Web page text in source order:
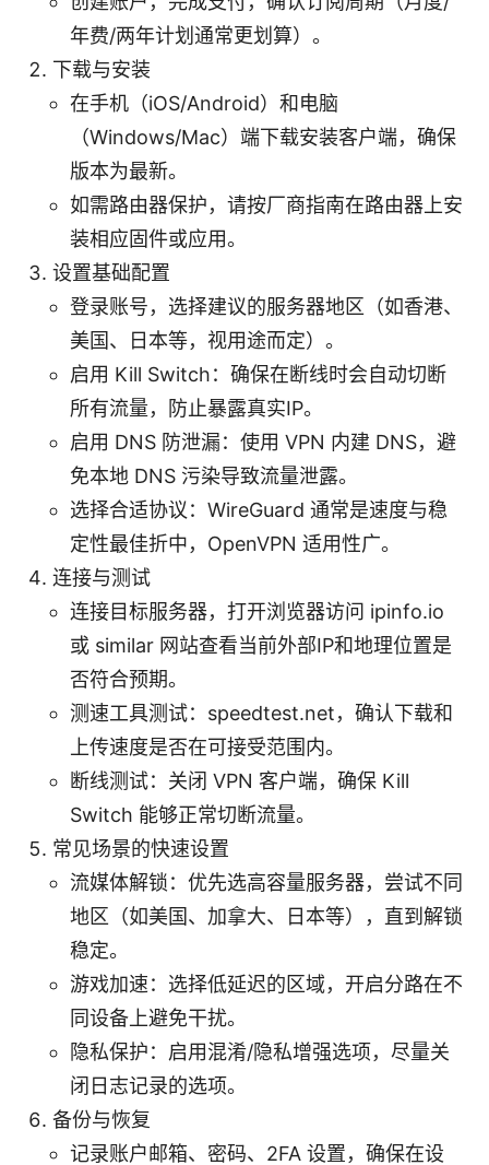
年费/两年计划通常更划算）。
下载与安装
在手机（iOS/Android）和电脑
（Windows/Mac）端下载安装客户端，确保
版本为最新。
如需路由器保护，请按厂商指南在路由器上安
装相应固件或应用。
设置基础配置
登录账号，选择建议的服务器地区（如香港、
美国、日本等，视用途而定）。
启用 Kill Switch：确保在断线时会自动切断
所有流量，防止暴露真实IP。
启用 DNS 防泄漏：使用 VPN 内建 DNS，避
免本地 DNS 污染导致流量泄露。
选择合适协议：WireGuard 通常是速度与稳
定性最佳折中，OpenVPN 适用性广。
连接与测试
连接目标服务器，打开浏览器访问 ipinfo.io
或 similar 网站查看当前外部IP和地理位置是
否符合预期。
测速工具测试：speedtest.net，确认下载和
上传速度是否在可接受范围内。
断线测试：关闭 VPN 客户端，确保 Kill
Switch 能够正常切断流量。
常见场景的快速设置
流媒体解锁：优先选高容量服务器，尝试不同
地区（如美国、加拿大、日本等），直到解锁
稳定。
游戏加速：选择低延迟的区域，开启分路在不
同设备上避免干扰。
隐私保护：启用混淆/隐私增强选项，尽量关
闭日志记录的选项。
备份与恢复
记录账户邮箱、密码、2FA 设置，确保在设